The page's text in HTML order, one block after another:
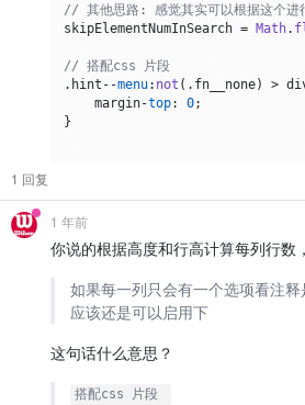
// 其他思路: 感觉其实可以根据这个进
skipElementNumInSearch = Math.
// 搭配css 片段
. hint --menu: not (. fn__none) >
    margin-
top: 0;
}
1 回复
1 年前
你说的根据高度和行高计算每列行数
如果每一列只会有一个选项看注
应该还是可以启用下
这句话什么意思？
搭配css 片段